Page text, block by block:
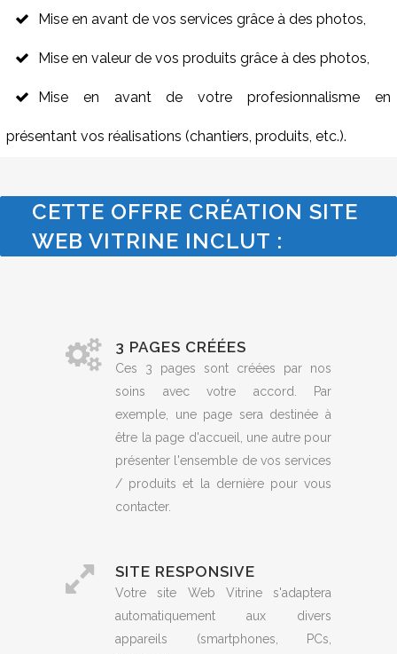
Mise en avant de vos services grâce à des photos,
Mise en valeur de vos produits grâce à des photos,
Mise en avant de votre profesionnalisme en
présentant vos réalisations (chantiers, produits, etc.).
CETTE OFFRE CRÉATION SITE
WEB VITRINE INCLUT :
3 PAGES CRÉÉES
Ces 3 pages sont créées par nos
soins avec votre accord. Par
exemple, une page sera destinée à
être la page d'accueil, une autre pour
présenter l'ensemble de vos services
/ produits et la dernière pour vous
contacter.
SITE RESPONSIVE
Votre site Web Vitrine s'adaptera
automatiquement aux divers
appareils (smartphones, PCs,